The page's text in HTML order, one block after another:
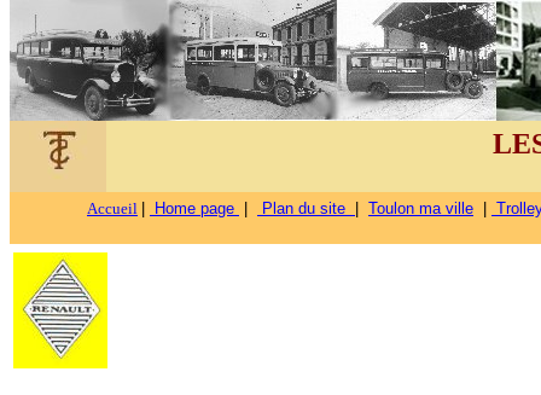
Accueil Home page Plan du site Toulon ma ville